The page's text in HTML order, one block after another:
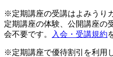
※定期講座の受講はよみうり
定期講座の体験、公開講座の
会不要です。
入会・受講規約
※定期講座で優待割引を利用